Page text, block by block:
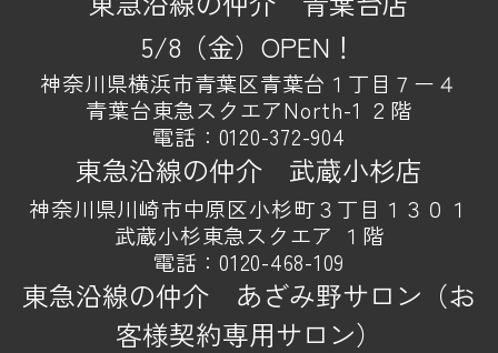
5/8（金）OPEN！
神奈川県横浜市青葉区青葉台１丁目７ー４
青葉台東急スクエアNorth-1 ２階
電話： 0120-372-904
東急沿線の仲介 武蔵小杉店
神奈川県川崎市中原区小杉町３丁目１３０１
武蔵小杉東急スクエア １階
電話：0120-468-109
東急沿線の仲介 あざみ野サロン（お
客様契約専用サロン）